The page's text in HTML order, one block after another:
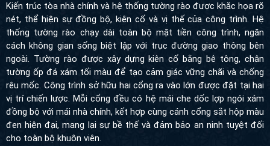
Kiến trúc tòa nhà chính và hệ thống tường rào được khắc họa rõ
nét, thể hiện sự đồng bộ, kiên cố và vị thế của công trình. Hệ
thống tường rào chạy dài toàn bộ mặt tiền công trình, ngăn
cách không gian sống biệt lập với trục đường giao thông bên
ngoài. Tường rào được xây dựng kiên cố bằng bê tông, chân
tường ốp đá xám tối màu để tạo cảm giác vững chãi và chống
rêu mốc. Công trình sở hữu hai cổng ra vào lớn được đặt tại hai
vị trí chiến lược. Mỗi cổng đều có hệ mái che dốc lợp ngói xám
đồng bộ với mái nhà chính, kết hợp cùng cánh cổng sắt hộp màu
đen hiện đại, mang lại sự bề thế và đảm bảo an ninh tuyệt đối
cho toàn bộ khuôn viên.